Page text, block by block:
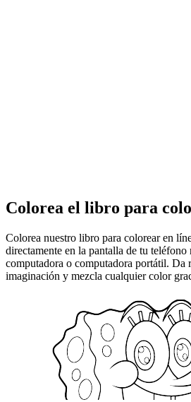
Colorea el libro para
Colorea nuestro libro para colorear en
directamente en la pantalla de tu teléfono
computadora o computadora portátil. Da
imaginación y mezcla cualquier color